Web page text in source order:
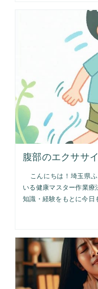
腹部のエクササ
こんにちは！埼玉県ふ
いる健康マスター作業
知識・経験をもとに今日